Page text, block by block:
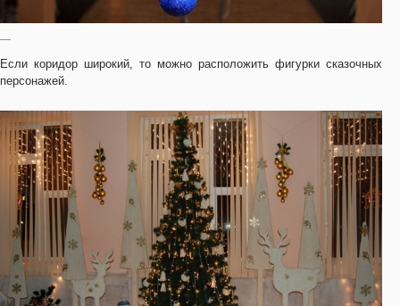
—
Если коридор широкий, то можно расположить фигурки сказочных
персонажей.